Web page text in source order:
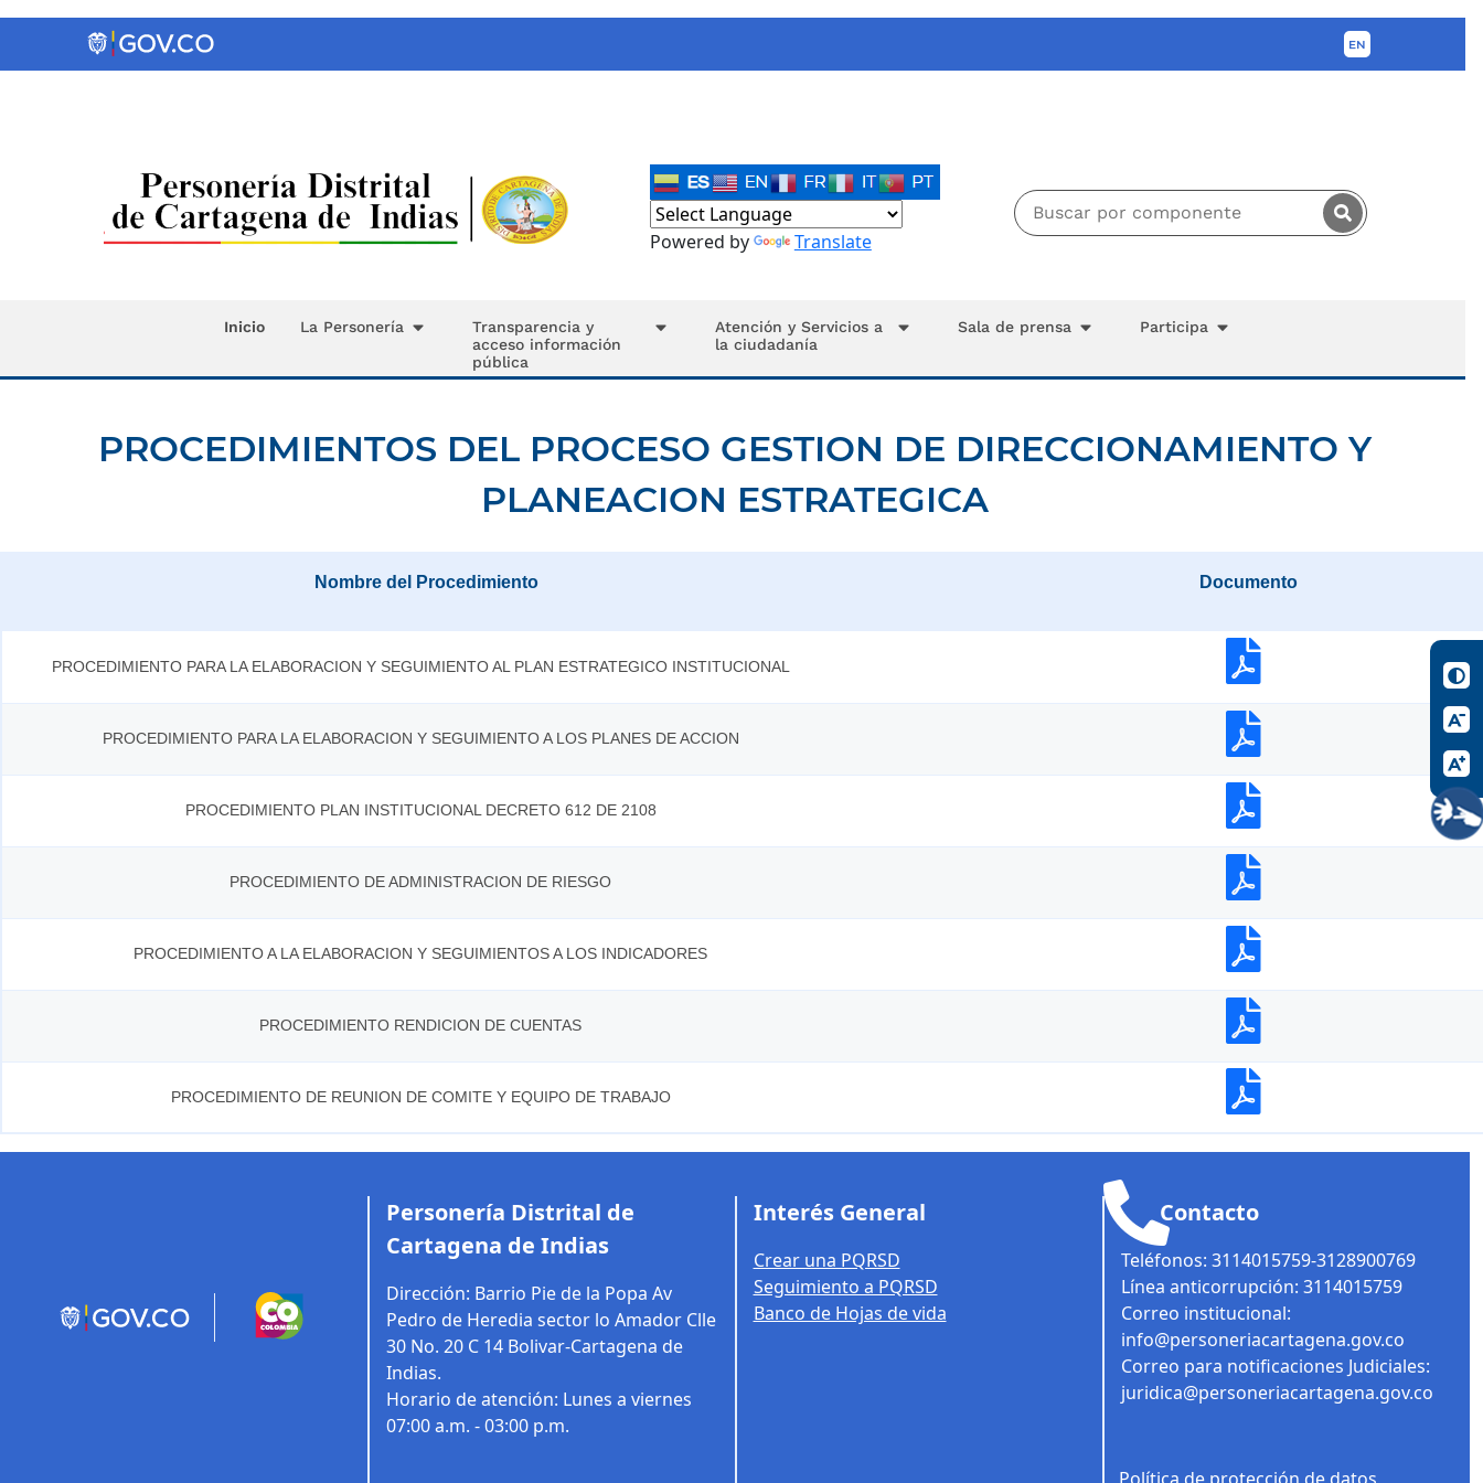
Powered by Translate
Inicio La Personería
Transparencia y
acceso información
pública
Atención y Servicios a
la ciudadanía
Sala de prensa Participa
PROCEDIMIENTOS DEL PROCESO GESTION DE DIRECCIONAMIENTO Y
PLANEACION ESTRATEGICA
Nombre del Procedimiento Documento
PROCEDIMIENTO PARA LA ELABORACION Y SEGUIMIENTO AL PLAN ESTRATEGICO INSTITUCIONAL
PROCEDIMIENTO PARA LA ELABORACION Y SEGUIMIENTO A LOS PLANES DE ACCION
PROCEDIMIENTO PLAN INSTITUCIONAL DECRETO 612 DE 2108
PROCEDIMIENTO DE ADMINISTRACION DE RIESGO
PROCEDIMIENTO A LA ELABORACION Y SEGUIMIENTOS A LOS INDICADORES
PROCEDIMIENTO RENDICION DE CUENTAS
PROCEDIMIENTO DE REUNION DE COMITE Y EQUIPO DE TRABAJO
Personería Distrital de
Cartagena de Indias
Dirección: Barrio Pie de la Popa Av
Pedro de Heredia sector lo Amador Clle
30 No. 20 C 14 Bolivar-Cartagena de
Indias.
Horario de atención: Lunes a viernes
07:00 a.m. - 03:00 p.m.
Interés General
Crear una PQRSD
Seguimiento a PQRSD
Banco de Hojas de vida
Contacto
Teléfonos: 3114015759-3128900769
Línea anticorrupción: 3114015759
Correo institucional:
info@personeriacartagena.gov.co
Correo para notificaciones Judiciales:
juridica@personeriacartagena.gov.co